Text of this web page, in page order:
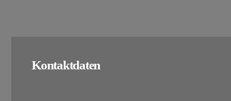
Kontaktdaten